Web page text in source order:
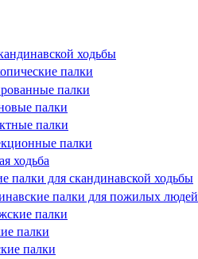
ходьбы
палки
палки
палки
палки
палки
ходьба
палки для скандинавской ходьбы
палки для пожилых людей
палки
палки
палки